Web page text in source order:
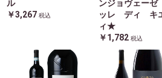
ル
￥3,267 税込
ンジョヴェー
ッレ ディ キ
ィ★
￥1,782 税込